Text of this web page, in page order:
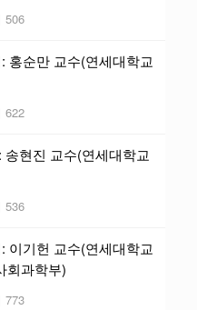
506
홍순만 교수(연세대학교
622
현진 교수(연세대학교
536
이기헌 교수(연세대학교
회과학부)
773